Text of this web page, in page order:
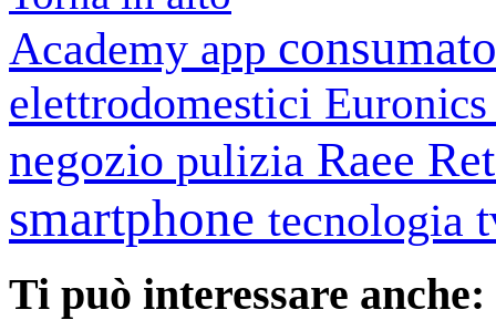
Academy app
elettrodomestici
negozio pulizia Raee
smartphone tecnologia
Ti può interessare anche: